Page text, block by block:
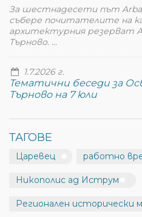
За шестнадесети път
събере почитателите на
архитектурния резерват
Търново. ...
1.7.2026 г.
Тематични беседи за
Търново на 7 юли
ТАГОВЕ
Царевец работно
Никополис ад Иструм
Регионален исторически